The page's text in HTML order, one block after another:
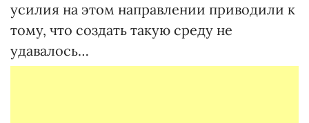
усилия на этом направлении приводили к
тому, что создать такую среду не
удавалось…